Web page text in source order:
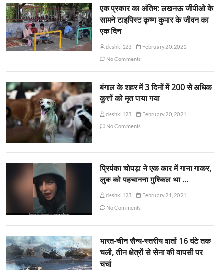
एक प्रकार का अंतिम: लखनऊ जीपीओ के
सामने टाइपिस्ट कृष्ण कुमार के जीवन का
एक दिन
deshki123
February 20, 2021
No Comments
बंगाल के शहर में 3 दिनों में 200 से अधिक
कुत्तों को मृत पाया गया
deshki123
February 20, 2021
No Comments
प्रियंका चोपड़ा ने एक कार में गाना गाकर,
लुक को पहचानना मुश्किल था …
deshki123
February 21, 2021
No Comments
भारत-चीन सैन्य-स्तरीय वार्ता 16 घंटे तक
चली, तीन क्षेत्रों से सेना की वापसी पर
चर्चा